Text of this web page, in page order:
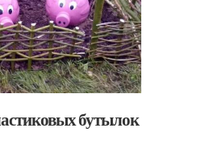
бутылок